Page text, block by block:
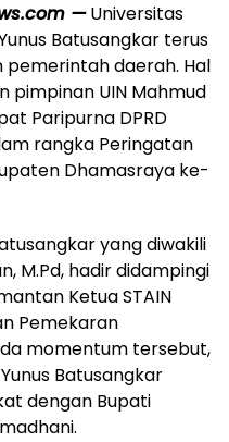
—Universitas
Batusangkar terus
daerah. Hal
pimpinan UIN Mahmud
Paripurna DPRD
rangka Peringatan
Dhamasraya ke-
yang diwakili
M.Pd, hadir didampingi
Ketua STAIN
Pemekaran
momentum tersebut,
Batusangkar
dengan Bupati